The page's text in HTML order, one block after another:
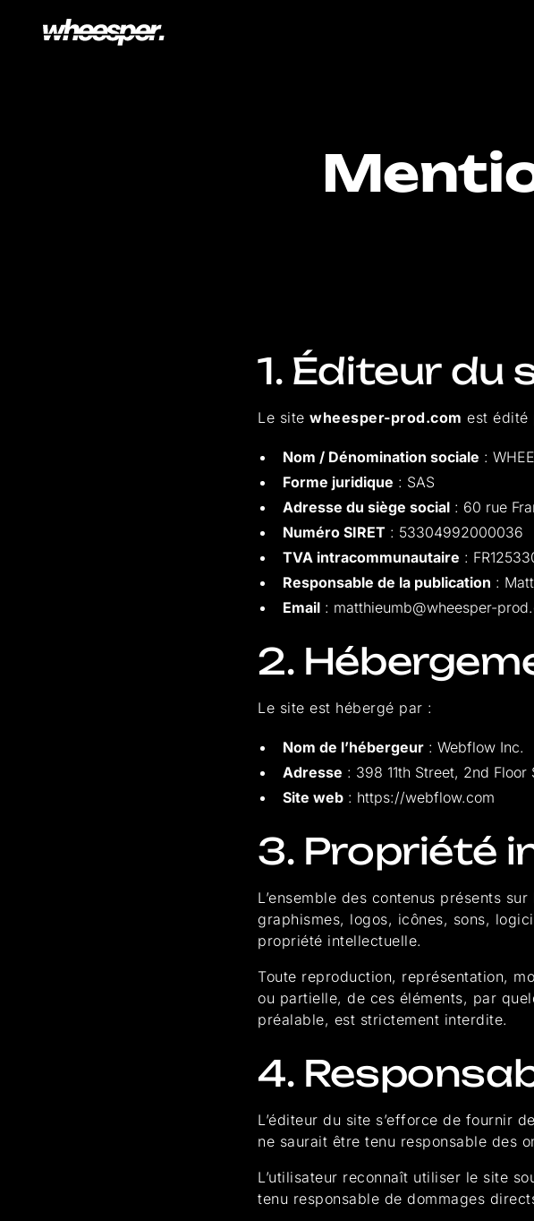
1. Éditeur du
Le site wheesper-prod.com est édité
Nom / Dénomination sociale :
Forme juridique : SAS
Adresse du siège social : 60 rue
Numéro SIRET : 53304992000036
TVA intracommunautaire :
Responsable de la publication :
Email : matthieumb@wheesper-
2.
Le site est hébergé par :
Nom de l’hébergeur : Webflow Inc.
Adresse : 398 11th Street, 2nd
Site web : https://webflow.com
3. Propriété
L’ensemble des contenus présents sur
graphismes, logos, icônes, sons,
propriété intellectuelle.
Toute reproduction, représentation,
ou partielle, de ces éléments, par
préalable, est strictement interdite.
4.
L’éditeur du site s’efforce de fournir
ne saurait être tenu responsable des
L’utilisateur reconnaît utiliser le site
tenu responsable de dommages